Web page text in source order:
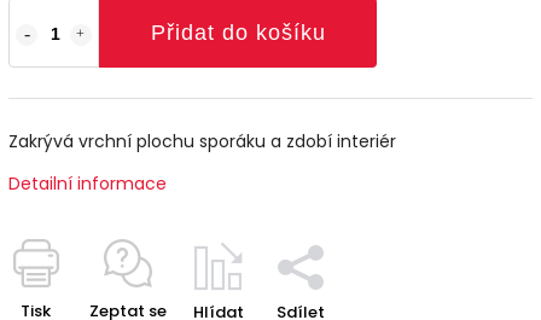
Přidat do košíku
Zakrývá vrchní plochu sporáku a zdobí interiér
Detailní informace
Tisk Zeptat se Hlídat Sdílet